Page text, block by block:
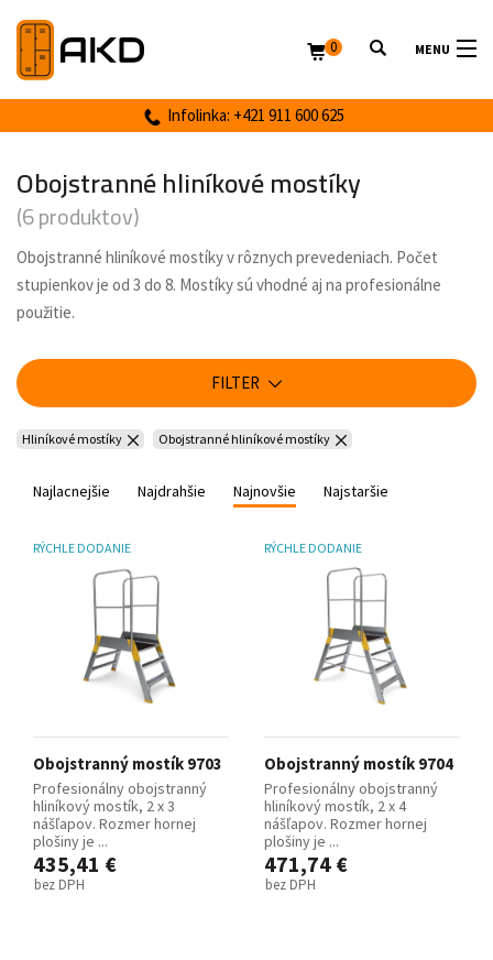
MENU
Infolinka: +421 911 600 625
0
Obojstranné hliníkové mostíky
(6 produktov)
Obojstranné hliníkové mostíky v rôznych prevedeniach. Počet
stupienkov je od 3 do 8. Mostíky sú vhodné aj na profesionálne
použitie.
FILTER
Hliníkové mostíky Obojstranné hliníkové mostíky
Najlacnejšie Najdrahšie Najnovšie Najstaršie
RÝCHLE DODANIE
Obojstranný mostík 9703
Profesionálny obojstranný
hliníkový mostík, 2 x 3
nášľapov. Rozmer hornej
plošiny je ...
435,41 €
bez DPH
RÝCHLE DODANIE
Obojstranný mostík 9704
Profesionálny obojstranný
hliníkový mostík, 2 x 4
nášľapov. Rozmer hornej
plošiny je ...
471,74 €
bez DPH